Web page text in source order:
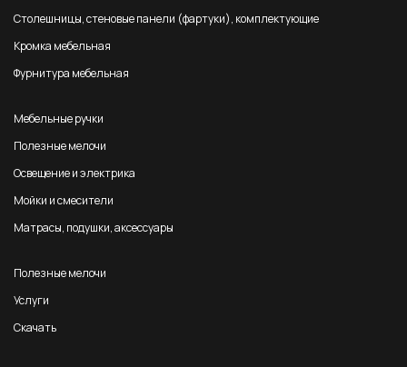
Столешницы, стеновые панели (фартуки), комплектующие
Кромка мебельная
Фурнитура мебельная
Мебельные ручки
Полезные мелочи
Освещение и электрика
Мойки и смесители
Матрасы, подушки, аксессуары
Полезные мелочи
Услуги
Скачать